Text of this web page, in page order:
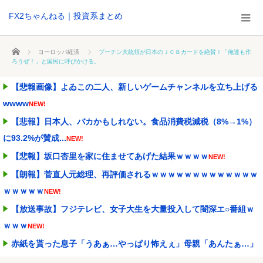
FX2ちゃんねる｜投資系まとめ
ホーム ヨーロッパ経済
プーチン大統領が日本のＪＣＢカードを絶賛！「俺達も作
ろうぜ！」と国民に呼びかける。
【悲報画像】よゐこの二人、新しいゲームチャンネルを立ち上げる
wwwwNEW!
【悲報】日本人、バカかもしれない。食品消費税減税（8%→1%）
に93.2%が賛成...NEW!
【悲報】坂口杏里を家に住ませてあげた結果ｗｗｗｗNEW!
【朗報】菅直人元総理、再評価されるｗｗｗｗｗｗｗｗｗｗｗｗｗ
ｗｗｗｗｗNEW!
【放送事故】フジテレビ、女子大生を大量投入して闇深エ○番組ｗ
ｗｗｗNEW!
赤紙を貰った息子「うあぁ…やっぱり怖えぇ」母親「あんたぁ…」